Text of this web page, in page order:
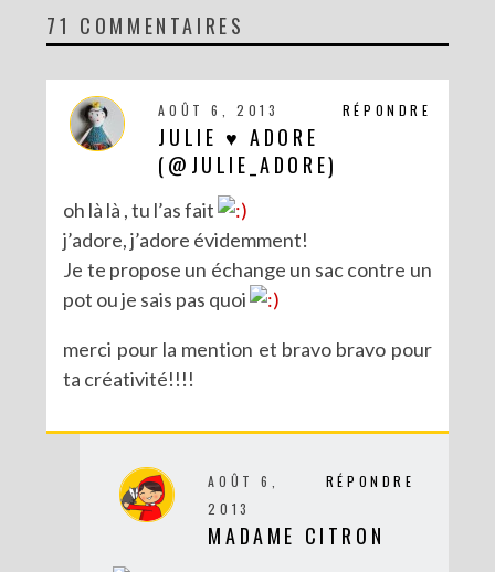
DIY : MA VALISETTE CITRON
71 COMMENTAIRES
RÉPONDRE
AOÛT 6, 2013
JULIE ♥ ADORE
(@JULIE_ADORE)
oh là là , tu l’as fait
j’adore, j’adore évidemment!
Je te propose un échange un sac contre un
pot ou je sais pas quoi
merci pour la mention et bravo bravo pour
ta créativité!!!!
RÉPONDRE
AOÛT 6,
2013
MADAME CITRON